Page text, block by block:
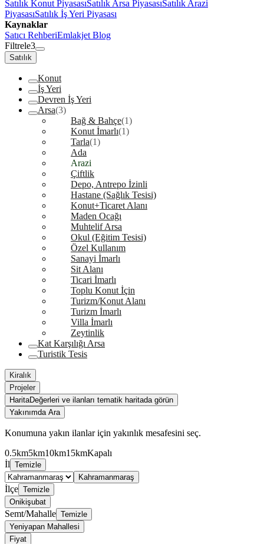
Satılık Konut PiyasasıSatılık Arsa PiyasasıSatılık Arazi
PiyasasıSatılık İş Yeri Piyasası
Kaynaklar
Satıcı RehberiEmlakjet Blog
Filtrele3
Satılık
Konut
İş Yeri
Devren İş Yeri
Arsa(3)
Bağ & Bahçe(1)
Konut İmarlı(1)
Tarla(1)
Ada
Arazi
Çiftlik
Depo, Antrepo İzinli
Hastane (Sağlık Tesisi)
Konut+Ticaret Alanı
Maden Ocağı
Muhtelif Arsa
Okul (Eğitim Tesisi)
Özel Kullanım
Sanayi İmarlı
Sit Alanı
Ticari İmarlı
Toplu Konut İçin
Turizm/Konut Alanı
Turizm İmarlı
Villa İmarlı
Zeytinlik
Kat Karşılığı Arsa
Turistik Tesis
Kiralık
Projeler
HaritaDeğerleri ve ilanları tematik haritada görün
Yakınımda Ara
Konumuna yakın ilanlar için yakınlık mesafesini seç.
0.5km5km10km15kmKapalı
İl Temizle
Kahramanmaraş
İlçe Temizle
Onikişubat
Semt/Mahalle Temizle
Yeniyapan Mahallesi
Fiyat